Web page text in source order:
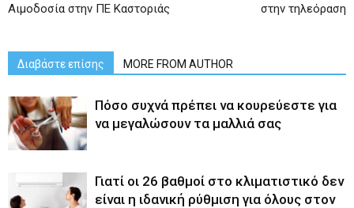
Αιμοδοσία στην ΠΕ Καστοριάς
στην τηλεόραση
Διαβάστε επίσης MORE FROM AUTHOR
Πόσο συχνά πρέπει να κουρεύεστε για
να μεγαλώσουν τα μαλλιά σας
Γιατί οι 26 βαθμοί στο κλιματιστικό δεν
είναι η ιδανική ρύθμιση για όλους στον